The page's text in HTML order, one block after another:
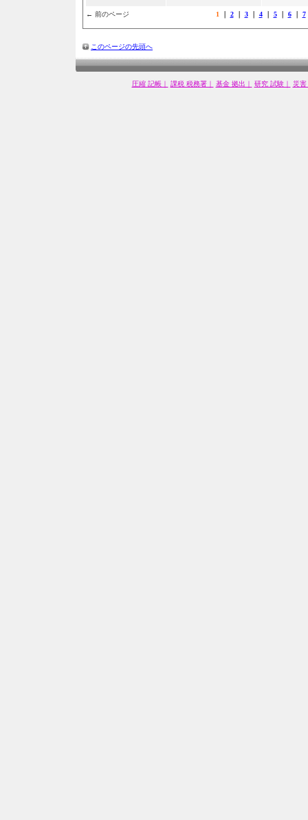
← 前のページ 1 2｜ 3｜ 4｜ 5｜ 6｜ 7
このページの先頭へ
圧縮 記帳｜ 課税 税務署｜ 基金 拠出｜ 研究 試験｜ 災